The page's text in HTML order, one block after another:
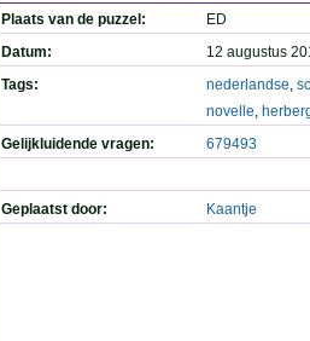
Plaats van de puzzel:
ED
Datum:
12 augustus
Tags:
nederlandse,
novelle,
Gelijkluidende vragen:
679493
Geplaatst door: Kaantje